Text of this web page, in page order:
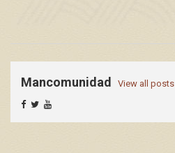
Mancomunidad View all posts